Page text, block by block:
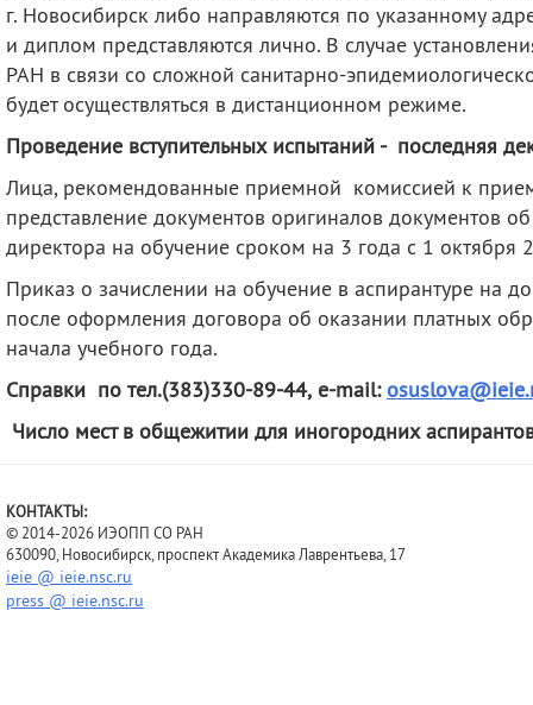
г. Новосибирск либо направляются по указанному
и диплом представляются лично. В случае
РАН в связи со сложной санитарно-
будет осуществляться в дистанционном режиме.
Проведение вступительных испытаний - последняя
Лица, рекомендованные приемной комиссией к
представление документов оригиналов документов
директора на обучение сроком на 3 года с 1 октября
Приказ о зачислении на обучение в аспирантуре на
после оформления договора об оказании платных
начала учебного года.
Справки по тел.(383)330-89-44, e-mail:
Число мест в общежитии для иногородних
КОНТАКТЫ:
© 2014-2026 ИЭОПП СО РАН
630090, Новосибирск, проспект Академика Лаврентьева, 17
ieie @ ieie.nsc.ru
press @ ieie.nsc.ru